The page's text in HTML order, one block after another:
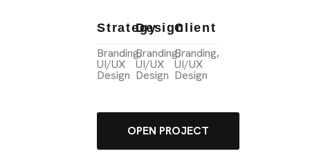
Strategy
Branding,
UI/UX
Design
Design
Branding,
UI/UX
Design
Client
Branding,
UI/UX
Design
OPEN PROJECT